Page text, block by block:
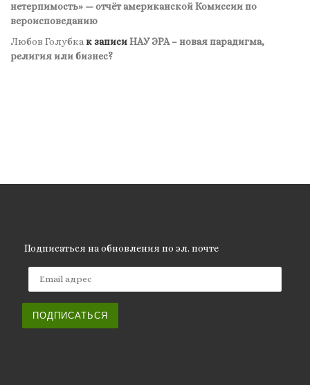
нетерпимость» — отчёт американской Комиссии по
вероисповеданию
Любов Голубка к записиНАУ ЭРА – новая парадигма,
религия или бизнес?
Подписаться на обновления по эл. почте
ПОДПИСАТЬСЯ